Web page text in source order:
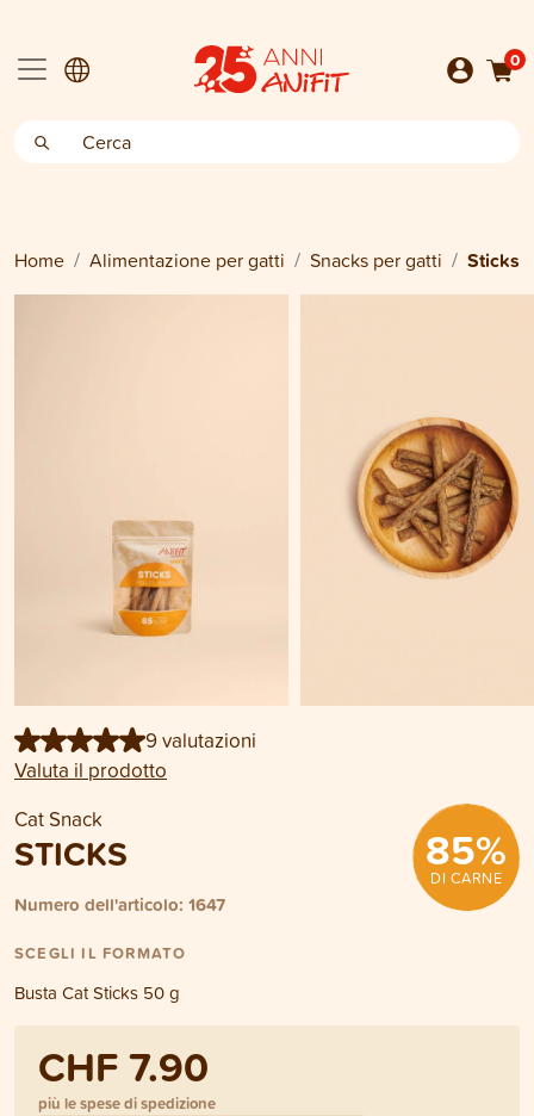
0
Home Alimentazione per gatti Snacks per gatti Sticks
9 valutazioni
Valuta il prodotto
Cat Snack
STICKS
Numero dell'articolo: 1647
85%
DI CARNE
SCEGLI IL FORMATO
Busta Cat Sticks 50 g
CHF 7.90
più le spese di spedizione